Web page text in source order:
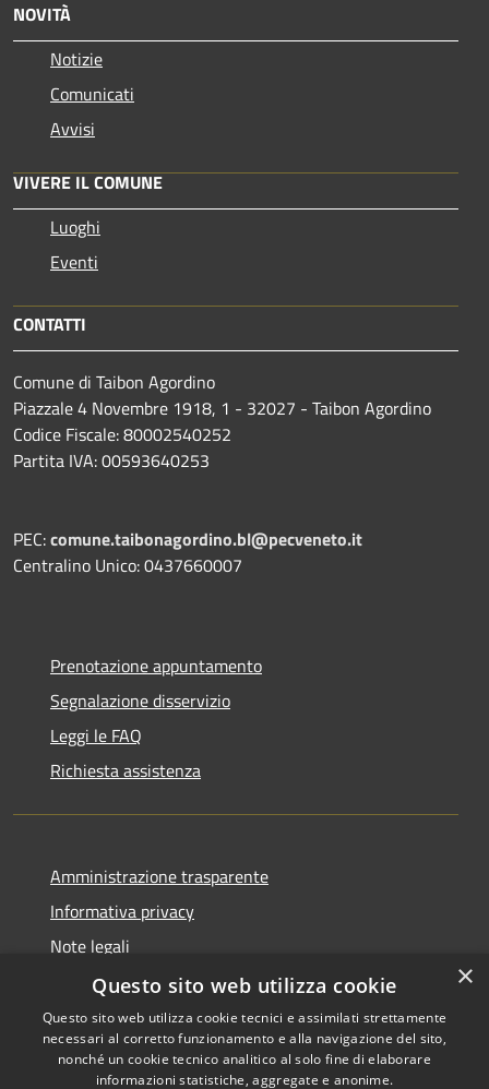
NOVITÀ
Notizie
Comunicati
Avvisi
VIVERE IL COMUNE
Luoghi
Eventi
CONTATTI
Comune di Taibon Agordino
Piazzale 4 Novembre 1918, 1 - 32027 - Taibon Agordino
Codice Fiscale: 80002540252
Partita IVA: 00593640253
PEC:comune.taibonagordino.bl@pecveneto.it
Centralino Unico: 0437660007
Prenotazione appuntamento
Segnalazione disservizio
Leggi le FAQ
Richiesta assistenza
Amministrazione trasparente
Informativa privacy
Note legali
Dichiarazione di accessibilità
×
Questo sito web utilizza cookie
Questo sito web utilizza cookie tecnici e assimilati strettamente
necessari al corretto funzionamento e alla navigazione del sito,
nonché un cookie tecnico analitico al solo fine di elaborare
informazioni statistiche, aggregate e anonime.